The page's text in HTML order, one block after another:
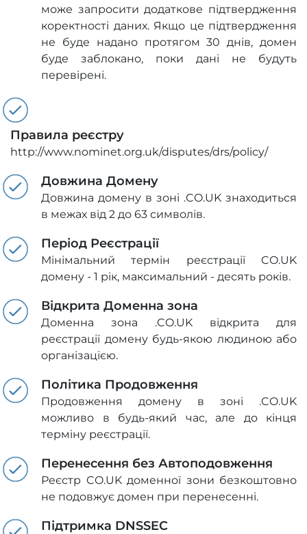
може запросити додаткове підтвердження
коректності даних. Якщо це підтвердження
не буде надано протягом 30 днів, домен
буде заблокано, поки дані не будуть
перевірені.
Правила реєстру
http://www.nominet.org.uk/disputes/drs/policy/
Довжина Домену
Довжина домену в зоні .CO.UK знаходиться
в межах від 2 до 63 символів.
Період Реєстрації
Мінімальний термін реєстрації CO.UK
домену - 1 рік, максимальний - десять років.
Відкрита Доменна зона
Доменна зона .CO.UK відкрита для
реєстрації домену будь-якою людиною або
організацією.
Політика Продовження
Продовження домену в зоні .CO.UK
можливо в будь-який час, але до кінця
терміну реєстрації.
Перенесення без Автоподовження
Реєстр CO.UK доменної зони безкоштовно
не подовжує домен при перенесенні.
Підтримка DNSSEC